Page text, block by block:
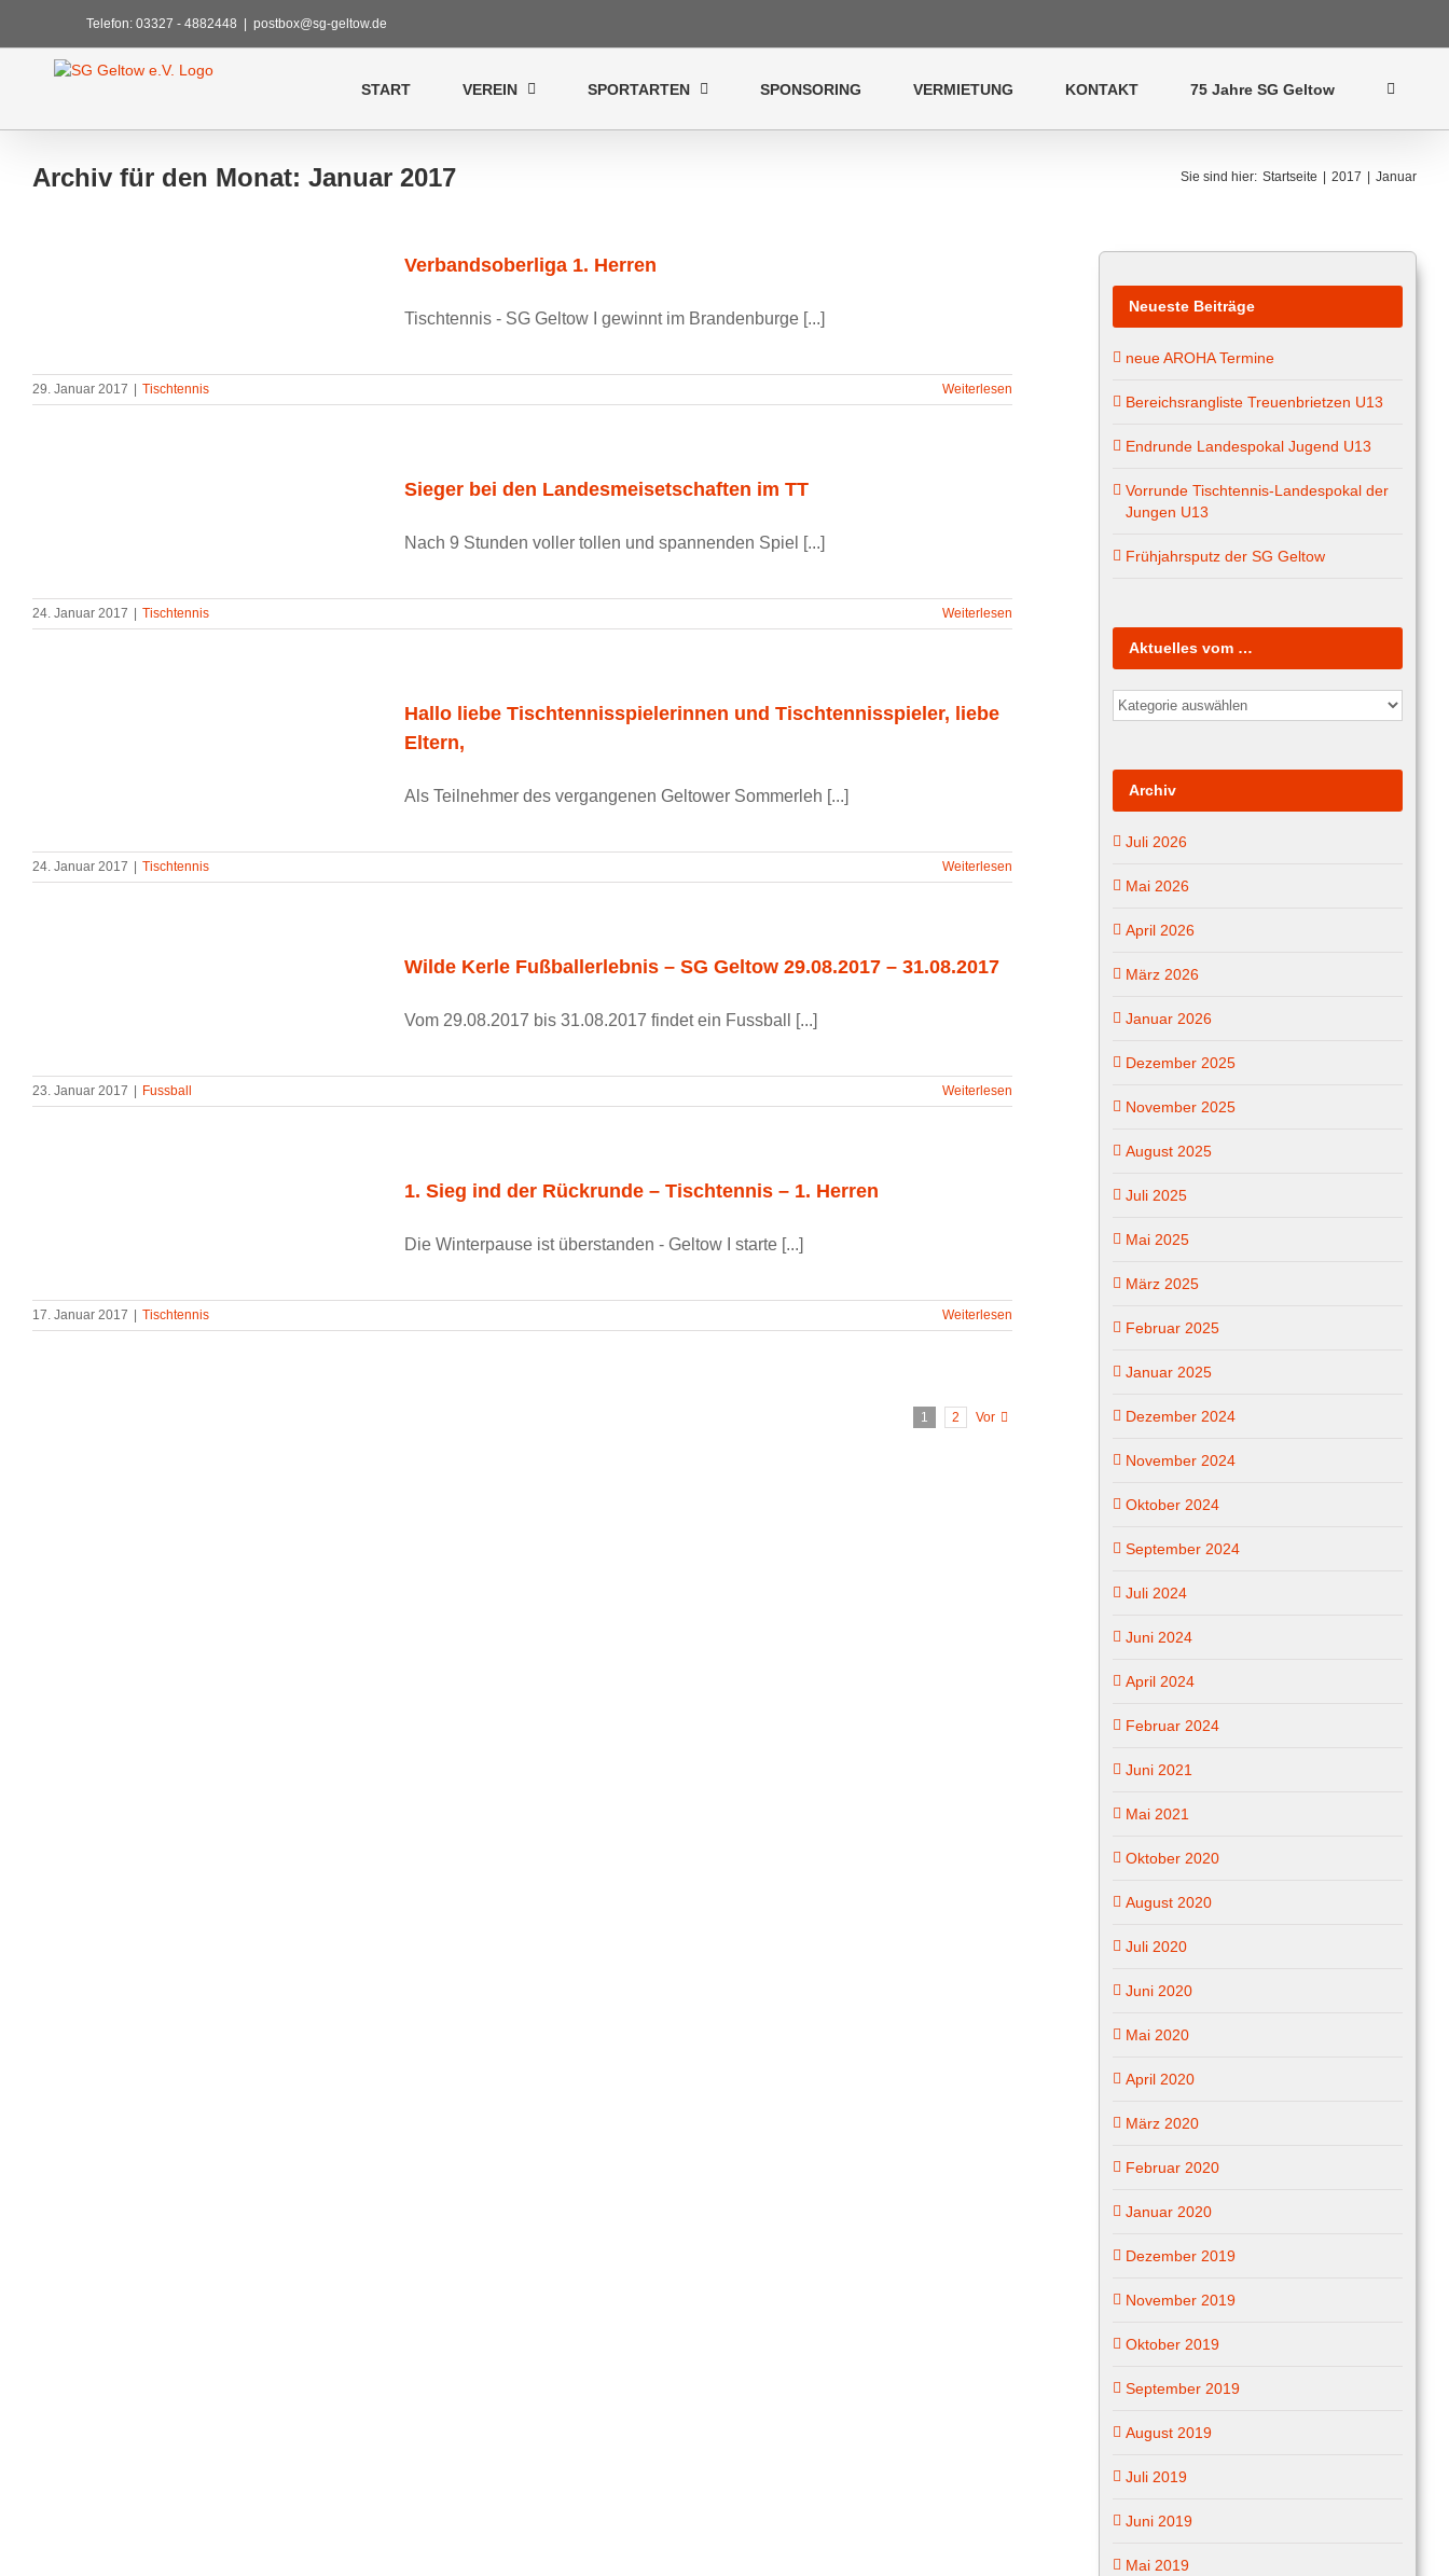
springen
Telefon: 03327 - 4882448 postbox@sg-geltow.de
START VEREIN SPORTARTEN SPONSORING VERMIETUNG KONTAKT 75 Jahre SG Geltow
Archiv für den Monat: Januar 2017 Sie sind hier: Startseite 2017 Januar
Verbandsoberliga 1. Herren
Tischtennis - SG Geltow I gewinnt im Brandenburge [...]
29. Januar 2017 Tischtennis Weiterlesen
Sieger bei den Landesmeisetschaften im TT
Nach 9 Stunden voller tollen und spannenden Spiel [...]
24. Januar 2017 Tischtennis Weiterlesen
Hallo liebe Tischtennisspielerinnen und Tischtennisspieler, liebe
Eltern,
Als Teilnehmer des vergangenen Geltower Sommerleh [...]
24. Januar 2017 Tischtennis Weiterlesen
Wilde Kerle Fußballerlebnis – SG Geltow 29.08.2017 – 31.08.2017
Vom 29.08.2017 bis 31.08.2017 findet ein Fussball [...]
23. Januar 2017 Fussball Weiterlesen
1. Sieg ind der Rückrunde – Tischtennis – 1. Herren
Die Winterpause ist überstanden - Geltow I starte [...]
17. Januar 2017 Tischtennis Weiterlesen
1 2 Vor
Neueste Beiträge
neue AROHA Termine
Bereichsrangliste Treuenbrietzen U13
Endrunde Landespokal Jugend U13
Vorrunde Tischtennis-Landespokal der
Jungen U13
Frühjahrsputz der SG Geltow
Aktuelles vom …
Aktuelles
vom
Archiv
Juli 2026
Mai 2026
April 2026
März 2026
Januar 2026
Dezember 2025
November 2025
August 2025
Juli 2025
Mai 2025
März 2025
Februar 2025
Januar 2025
Dezember 2024
November 2024
Oktober 2024
September 2024
Juli 2024
Juni 2024
April 2024
Februar 2024
Juni 2021
Mai 2021
Oktober 2020
August 2020
Juli 2020
Juni 2020
Mai 2020
April 2020
März 2020
Februar 2020
Januar 2020
Dezember 2019
November 2019
Oktober 2019
September 2019
August 2019
Juli 2019
Juni 2019
Mai 2019